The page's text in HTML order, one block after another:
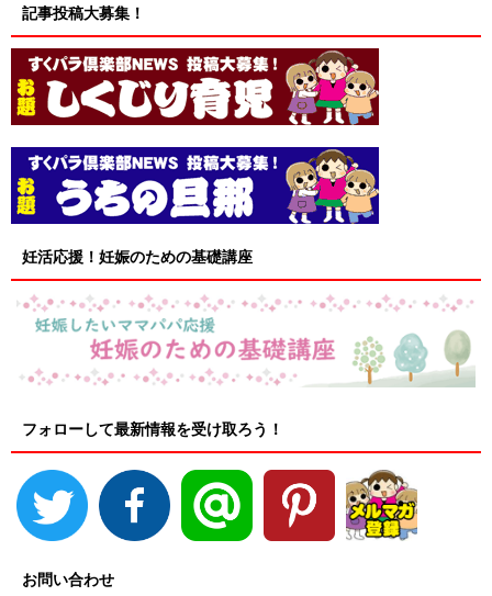
記事投稿大募集！
妊活応援！妊娠のための基礎講座
フォローして最新情報を受け取ろう！
お問い合わせ